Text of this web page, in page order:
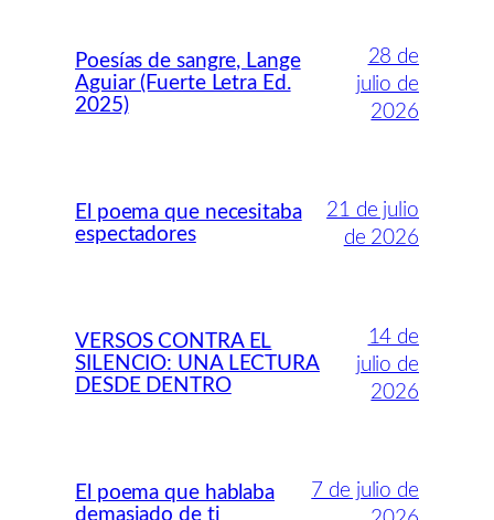
Poesías de sangre, Lange
Aguiar (Fuerte Letra Ed.
2025)
28 de
julio de
2026
El poema que necesitaba
espectadores
21 de julio
de 2026
VERSOS CONTRA EL
SILENCIO: UNA LECTURA
DESDE DENTRO
14 de
julio de
2026
El poema que hablaba
demasiado de ti
7 de julio de